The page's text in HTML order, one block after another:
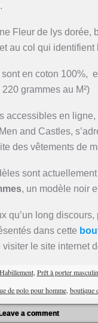
Fleur de lys dorée,
au col qui
sont en coton 100%,
grammes au M²)
accessibles en ligne,
and Castles,
des vêtements de
sont
, un modèle noir
qu’un long
dans cette
visiter le site internet
Habillement, Prêt à porter masculin
de polo pour homme, boutique
Leave a comment